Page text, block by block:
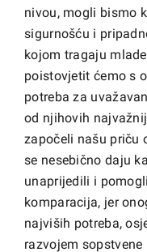
nivou, mogli bismo
sigurnošću i
kojom tragaju
poistovjetit ćemo s
potreba za
od njihovih
započeli našu priču
se nesebično daju
unaprijedili i
komparacija, jer
najviših potreba,
razvojem